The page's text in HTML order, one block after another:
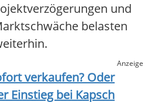
und
belasten
Anzeige
verkaufen? Oder
Einstieg bei Kapsch